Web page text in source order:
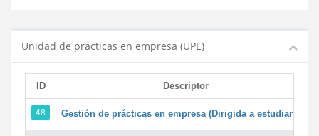
Unidad de prácticas en empresa (UPE)
ID Descriptor
48 Gestión de prácticas en empresa (Dirigida a estudiantes)